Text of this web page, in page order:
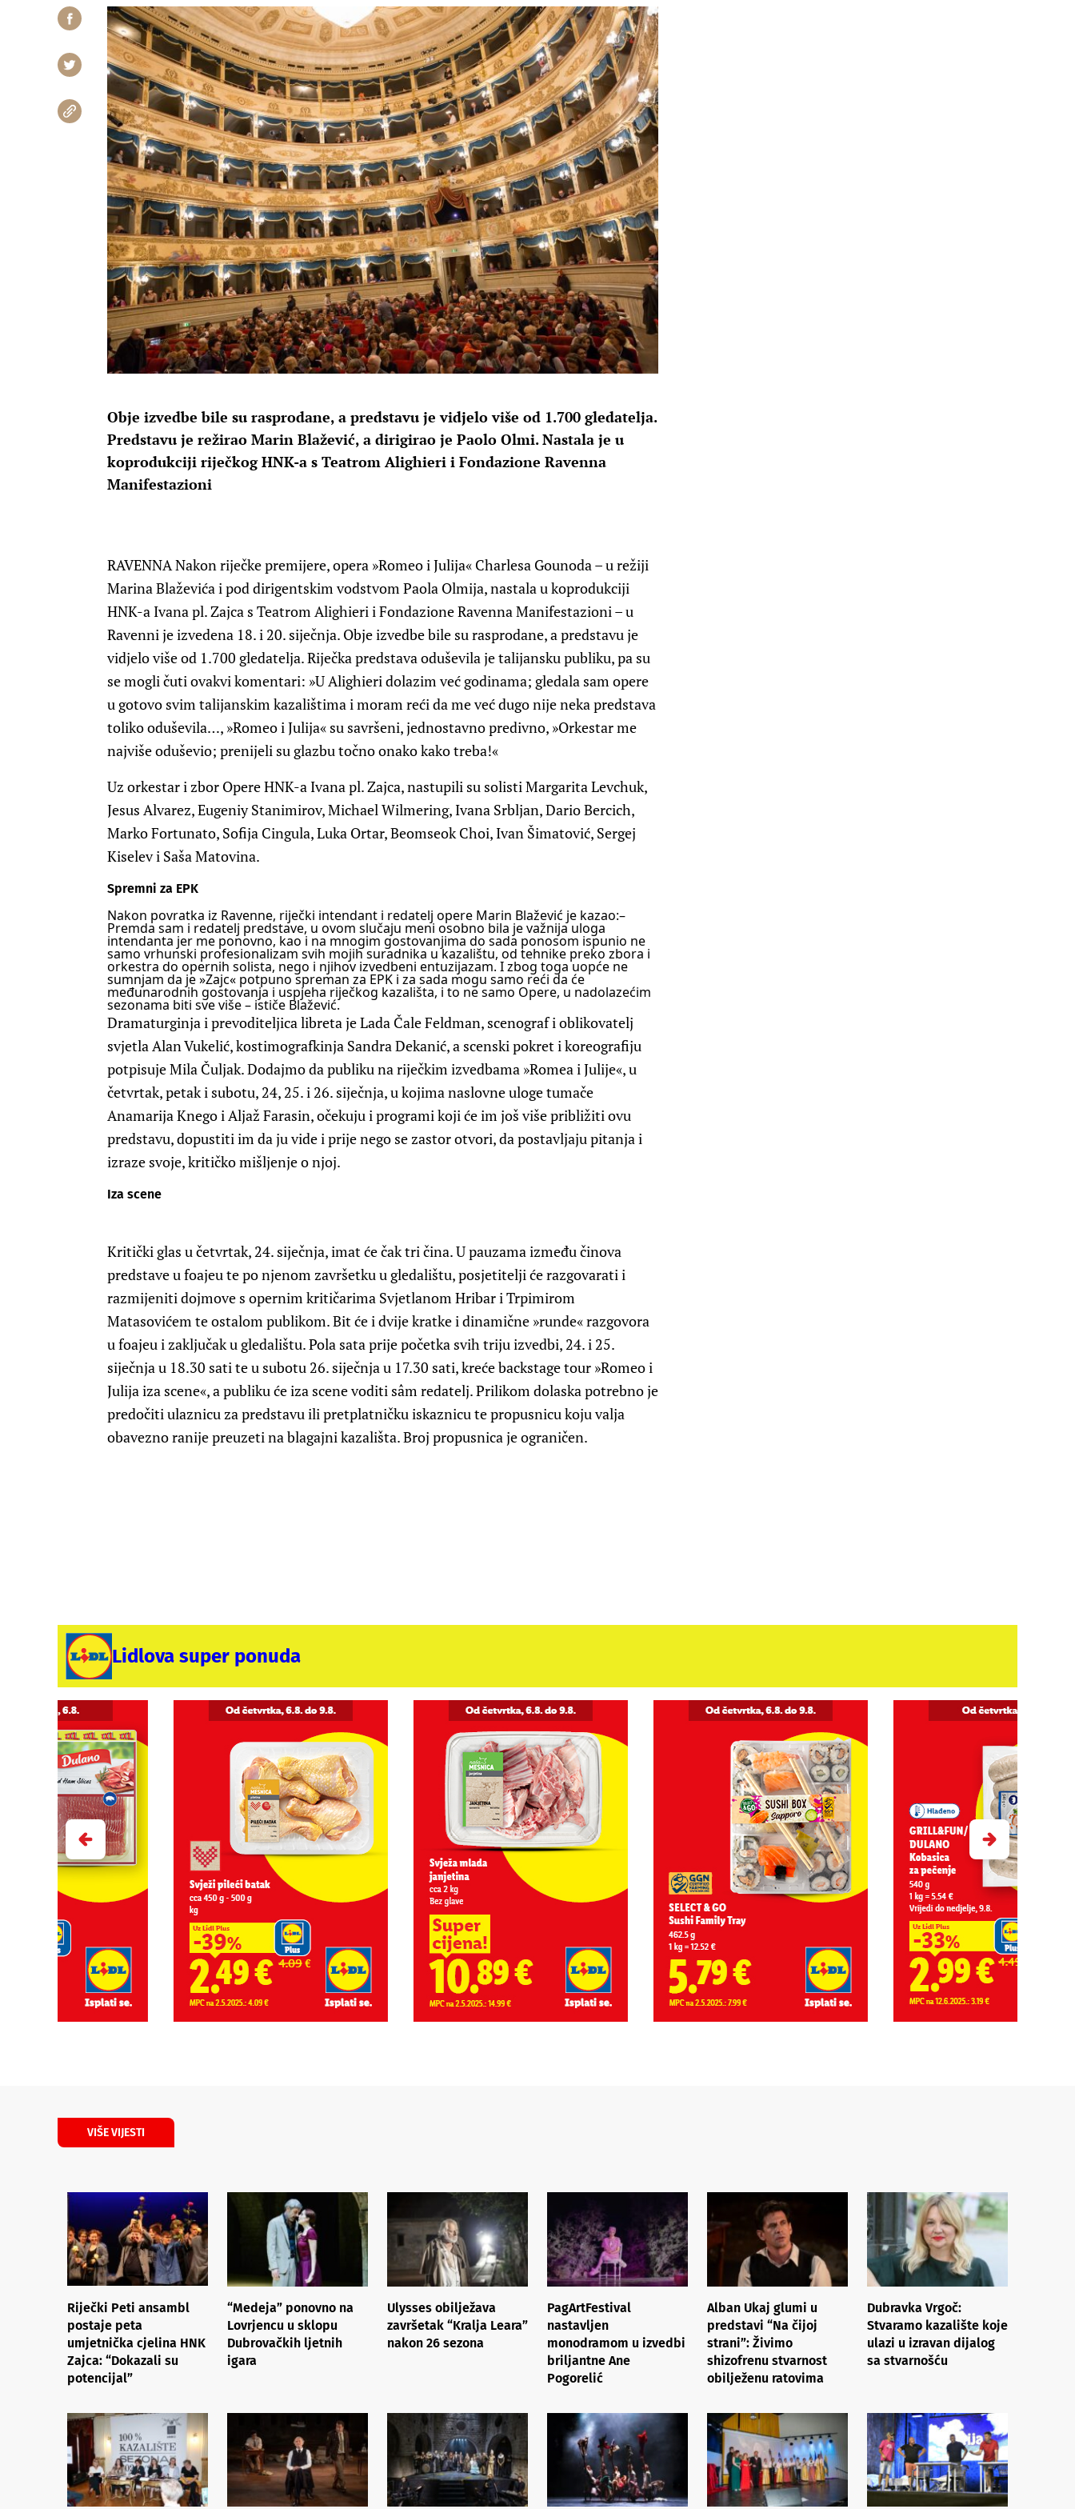
Obje izvedbe bile su rasprodane, a predstavu je vidjelo više od 1.700 gledatelja.
Predstavu je režirao Marin Blažević, a dirigirao je Paolo Olmi. Nastala je u
koprodukciji riječkog HNK-a s Teatrom Alighieri i Fondazione Ravenna
Manifestazioni
RAVENNANakon riječke premijere, opera »Romeo i Julija« Charlesa Gounoda – u režiji
Marina Blaževića i pod dirigentskim vodstvom Paola Olmija, nastala u koprodukciji
HNK-a Ivana pl. Zajca s Teatrom Alighieri i Fondazione Ravenna Manifestazioni – u
Ravenni je izvedena 18. i 20. siječnja. Obje izvedbe bile su rasprodane, a predstavu je
vidjelo više od 1.700 gledatelja. Riječka predstava oduševila je talijansku publiku, pa su
se mogli čuti ovakvi komentari: »U Alighieri dolazim već godinama; gledala sam opere
u gotovo svim talijanskim kazalištima i moram reći da me već dugo nije neka predstava
toliko oduševila…, »Romeo i Julija« su savršeni, jednostavno predivno, »Orkestar me
najviše oduševio; prenijeli su glazbu točno onako kako treba!«
Uz orkestar i zbor Opere HNK-a Ivana pl. Zajca, nastupili su solisti Margarita Levchuk,
Jesus Alvarez, Eugeniy Stanimirov, Michael Wilmering, Ivana Srbljan, Dario Bercich,
Marko Fortunato, Sofija Cingula, Luka Ortar, Beomseok Choi, Ivan Šimatović, Sergej
Kiselev i Saša Matovina.
Spremni za EPK
Nakon povratka iz Ravenne, riječki intendant i redatelj opere Marin Blažević je kazao:–
Premda sam i redatelj predstave, u ovom slučaju meni osobno bila je važnija uloga
intendanta jer me ponovno, kao i na mnogim gostovanjima do sada ponosom ispunio ne
samo vrhunski profesionalizam svih mojih suradnika u kazalištu, od tehnike preko zbora i
orkestra do opernih solista, nego i njihov izvedbeni entuzijazam. I zbog toga uopće ne
sumnjam da je »Zajc« potpuno spreman za EPK i za sada mogu samo reći da će
međunarodnih gostovanja i uspjeha riječkog kazališta, i to ne samo Opere, u nadolazećim
sezonama biti sve više – ističe Blažević.
Dramaturginja i prevoditeljica libreta je Lada Čale Feldman, scenograf i oblikovatelj
svjetla Alan Vukelić, kostimografkinja Sandra Dekanić, a scenski pokret i koreografiju
potpisuje Mila Čuljak. Dodajmo da publiku na riječkim izvedbama »Romea i Julije«, u
četvrtak, petak i subotu, 24, 25. i 26. siječnja, u kojima naslovne uloge tumače
Anamarija Knego i Aljaž Farasin, očekuju i programi koji će im još više približiti ovu
predstavu, dopustiti im da ju vide i prije nego se zastor otvori, da postavljaju pitanja i
izraze svoje, kritičko mišljenje o njoj.
Iza scene
Kritički glas u četvrtak, 24. siječnja, imat će čak tri čina. U pauzama između činova
predstave u foajeu te po njenom završetku u gledalištu, posjetitelji će razgovarati i
razmijeniti dojmove s opernim kritičarima Svjetlanom Hribar i Trpimirom
Matasovićem te ostalom publikom. Bit će i dvije kratke i dinamične »runde« razgovora
u foajeu i zaključak u gledalištu. Pola sata prije početka svih triju izvedbi, 24. i 25.
siječnja u 18.30 sati te u subotu 26. siječnja u 17.30 sati, kreće backstage tour »Romeo i
Julija iza scene«, a publiku će iza scene voditi sâm redatelj. Prilikom dolaska potrebno je
predočiti ulaznicu za predstavu ili pretplatničku iskaznicu te propusnicu koju valja
obavezno ranije preuzeti na blagajni kazališta. Broj propusnica je ograničen.
Lidlova super ponuda
VIŠE VIJESTI
Riječki Peti ansambl
postaje peta
umjetnička cjelina HNK
Zajca: “Dokazali su
potencijal”
“Medeja” ponovno na
Lovrjencu u sklopu
Dubrovačkih ljetnih
igara
Ulysses obilježava
završetak “Kralja Leara”
nakon 26 sezona
PagArtFestival
nastavljen
monodramom u izvedbi
briljantne Ane
Pogorelić
Alban Ukaj glumi u
predstavi “Na čijoj
strani”: Živimo
shizofrenu stvarnost
obilježenu ratovima
Dubravka Vrgoč:
Stvaramo kazalište koje
ulazi u izravan dijalog
sa stvarnošću